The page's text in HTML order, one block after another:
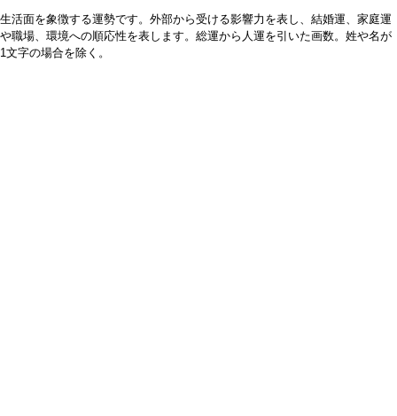
生活面を象徴する運勢です。外部から受ける影響力を表し、結婚運、家庭運
や職場、環境への順応性を表します。総運から人運を引いた画数。姓や名が
1文字の場合を除く。